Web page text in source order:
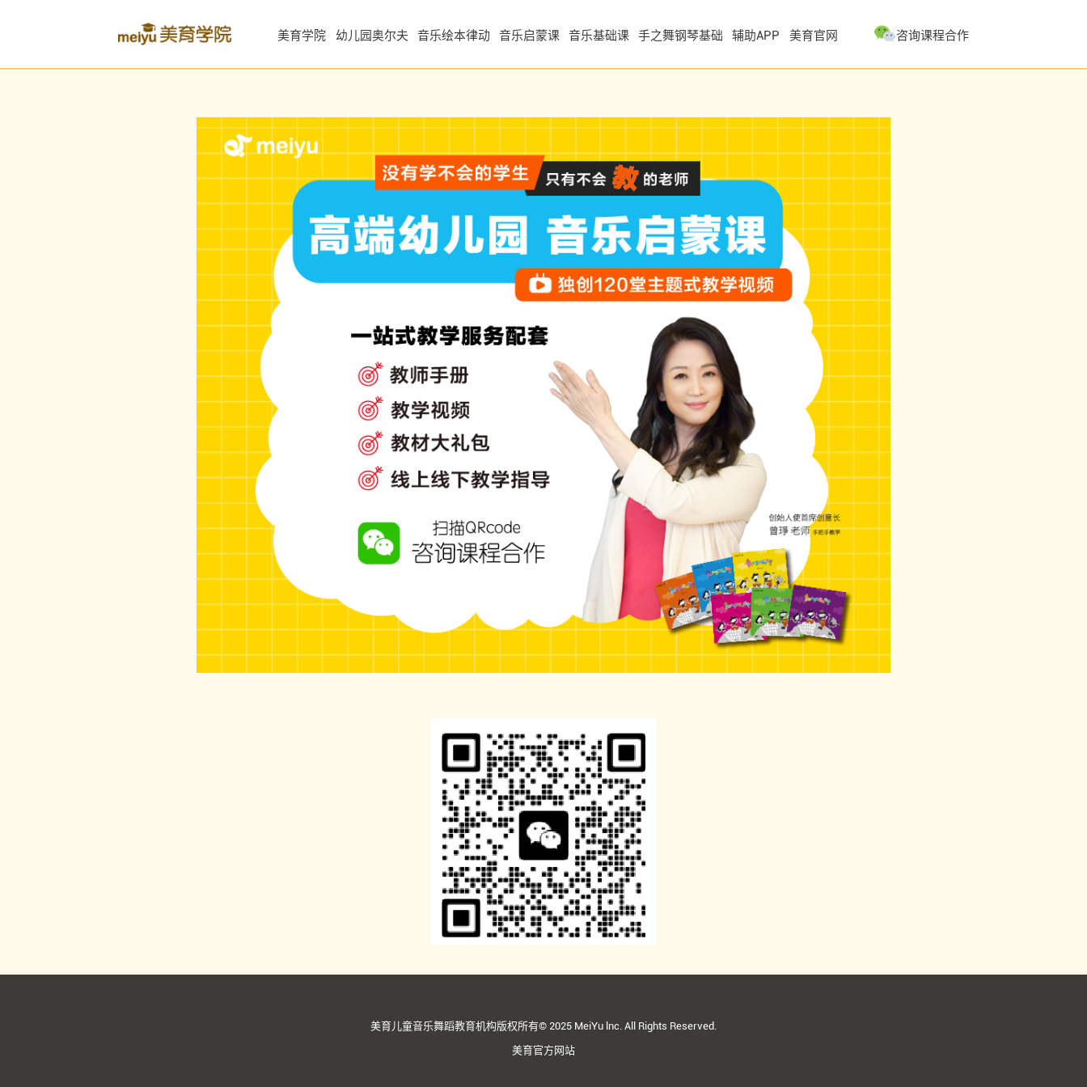
美育学院 幼儿园奥尔夫 音乐绘本律动 音乐启蒙课 音乐基础课 手之舞钢琴基础 辅助APP 美育官网 咨询课程合作
美育儿童音乐舞蹈教育机构版权所有© 2025 MeiYu lnc. All Rights Reserved.
美育官方网站